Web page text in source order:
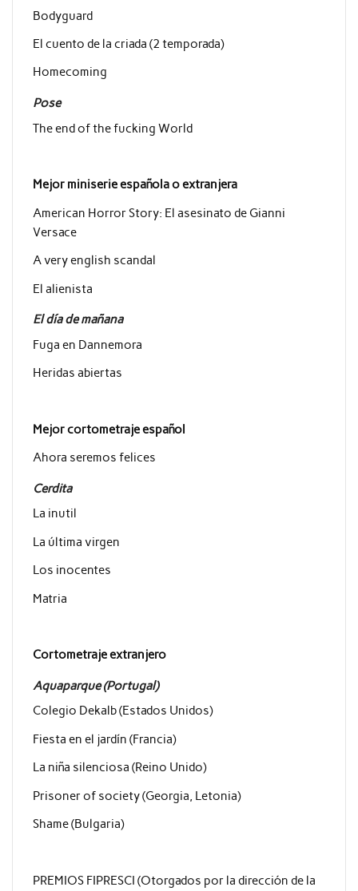
Bodyguard
El cuento de la criada (2 temporada)
Homecoming
Pose
The end of the fucking World
Mejor miniserie española o extranjera
American Horror Story: El asesinato de Gianni
Versace
A very english scandal
El alienista
El día de mañana
Fuga en Dannemora
Heridas abiertas
Mejor cortometraje español
Ahora seremos felices
Cerdita
La inutil
La última virgen
Los inocentes
Matria
Cortometraje extranjero
Aquaparque (Portugal)
Colegio Dekalb (Estados Unidos)
Fiesta en el jardín (Francia)
La niña silenciosa (Reino Unido)
Prisoner of society (Georgia, Letonia)
Shame (Bulgaria)
PREMIOS FIPRESCI (Otorgados por la dirección de la